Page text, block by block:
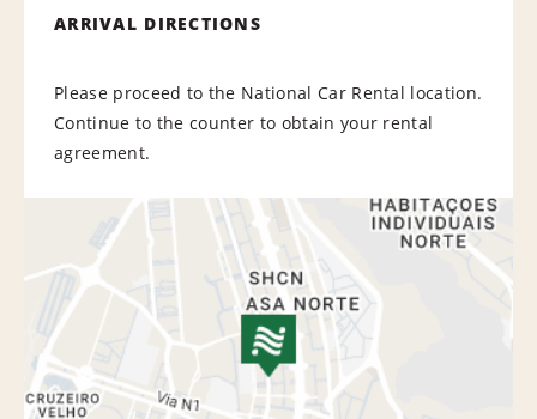
ARRIVAL DIRECTIONS
Please proceed to the National Car Rental location.
Continue to the counter to obtain your rental
agreement.